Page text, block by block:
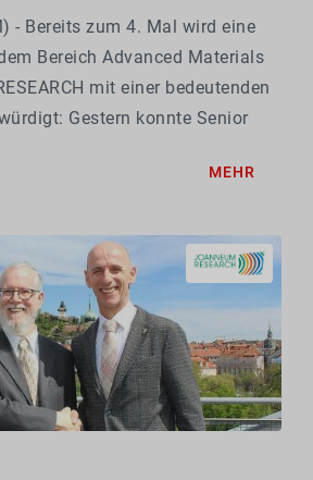
- Bereits zum 4. Mal wird eine
Bereich Advanced Materials
mit einer bedeutenden
Gestern konnte Senior
im Rahmen der Verleihung
MEHR